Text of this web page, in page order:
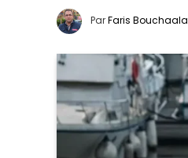
ParFaris Bouchaala